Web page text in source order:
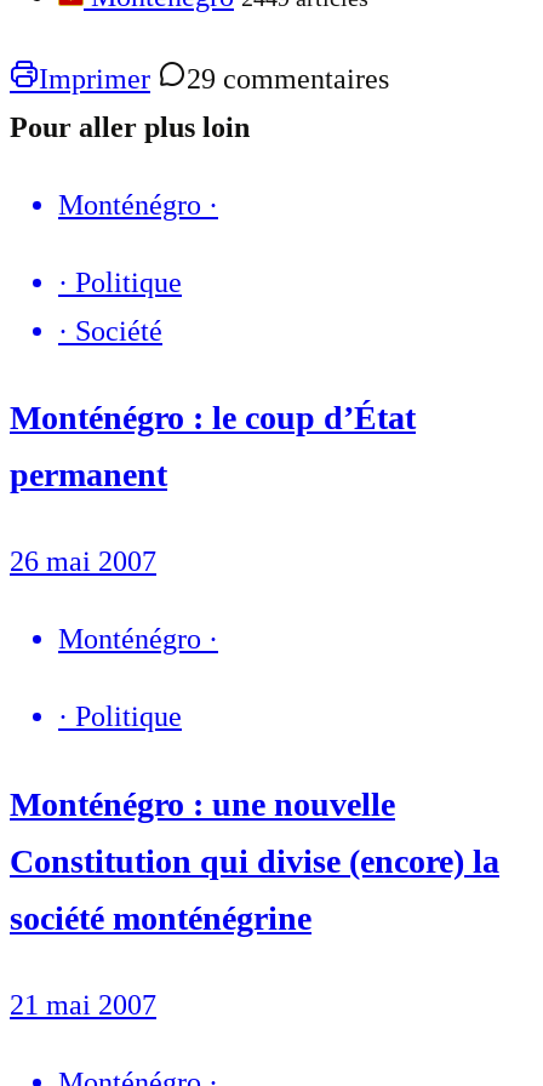
Imprimer
29 commentaires
Pour aller plus loin
Monténégro ·
· Politique
· Société
Monténégro : le coup d’État
permanent
26 mai 2007
Monténégro ·
· Politique
Monténégro : une nouvelle
Constitution qui divise (encore) la
société monténégrine
21 mai 2007